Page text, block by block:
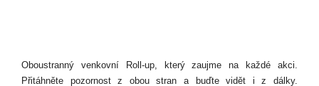
Oboustranný venkovní Roll-up, který zaujme na každé akci.
Přitáhněte pozornost z obou stran a buďte vidět i z dálky.